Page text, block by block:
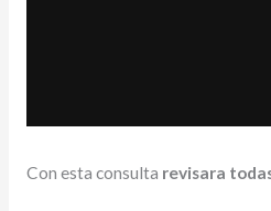
Con esta consulta revisara